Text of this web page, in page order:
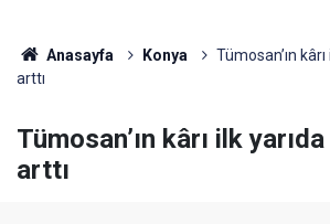
Anasayfa Konya
Tümosan’ın
arttı
Tümosan’ın kârı ilk
arttı